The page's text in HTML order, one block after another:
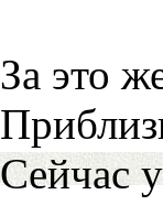
За это
Сейчас